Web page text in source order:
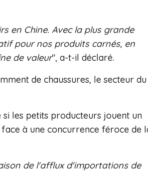
en Chine. Avec la plus grande
pour nos produits carnés, en
de valeur", a-t-il déclaré.
de chaussures, le secteur du
les petits producteurs jouent un
à une concurrence féroce de
de l'afflux d'importations de